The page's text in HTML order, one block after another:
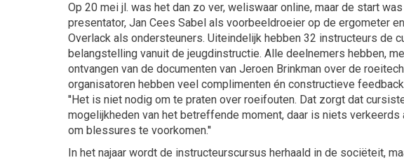
Op 20 mei jl. was het dan zo ver, weliswaar online, maar de start
presentator, Jan Cees Sabel als voorbeeldroeier op de ergometer
Overlack als ondersteuners. Uiteindelijk hebben 32 instructeurs de
belangstelling vanuit de jeugdinstructie. Alle deelnemers hebben,
ontvangen van de documenten van Jeroen Brinkman over de
organisatoren hebben veel complimenten én constructieve feedback
''Het is niet nodig om te praten over roeifouten. Dat zorgt dat
mogelijkheden van het betreffende moment, daar is niets
om blessures te voorkomen.''
In het najaar wordt de instructeurscursus herhaald in de sociëteit,